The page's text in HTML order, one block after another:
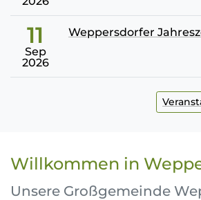
11
Sep
2026
Weppersdorfer
Willkommen in
Unsere Großgemeinde